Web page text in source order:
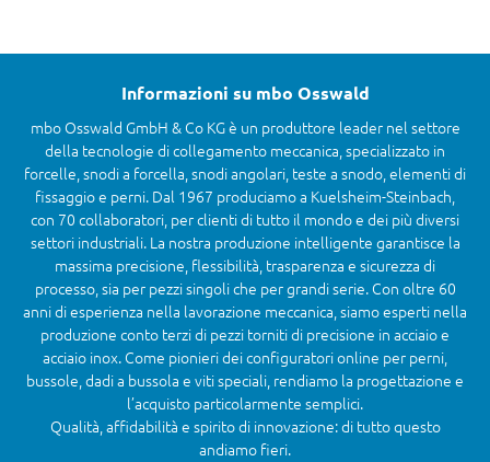
Informazioni su mbo Osswald
mbo Osswald GmbH & Co KG è un produttore leader nel settore
della tecnologie di collegamento meccanica, specializzato in
forcelle, snodi a forcella, snodi angolari, teste a snodo, elementi di
fissaggio e perni. Dal 1967 produciamo a Kuelsheim-Steinbach,
con 70 collaboratori, per clienti di tutto il mondo e dei più diversi
settori industriali. La nostra produzione intelligente garantisce la
massima precisione, flessibilità, trasparenza e sicurezza di
processo, sia per pezzi singoli che per grandi serie. Con oltre 60
anni di esperienza nella lavorazione meccanica, siamo esperti nella
produzione conto terzi di pezzi torniti di precisione in acciaio e
acciaio inox. Come pionieri dei configuratori online per perni,
bussole, dadi a bussola e viti speciali, rendiamo la progettazione e
l’acquisto particolarmente semplici.
Qualità, affidabilità e spirito di innovazione: di tutto questo
andiamo fieri.